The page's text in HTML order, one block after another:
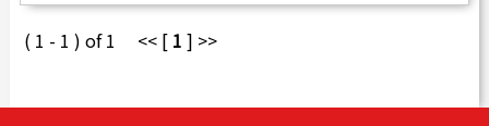
( 1 - 1 ) of 1 << [ 1 ] >>
お問い合わせ